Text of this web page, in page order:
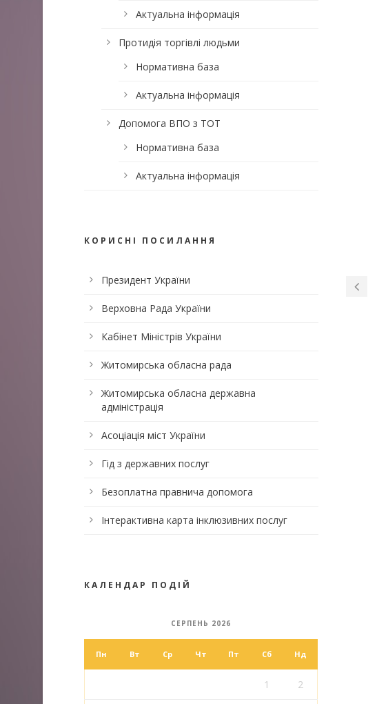
Актуальна інформація
Протидія торгівлі людьми
Нормативна база
Актуальна інформація
Допомога ВПО з ТОТ
Нормативна база
Актуальна інформація
КОРИСНІ ПОСИЛАННЯ
Президент України
Верховна Рада України
Кабінет Міністрів України
Житомирська обласна рада
Житомирська обласна державна
адміністрація
Асоціація міст України
Гід з державних послуг
Безоплатна правнича допомога
Інтерактивна карта інклюзивних послуг
КАЛЕНДАР ПОДІЙ
СЕРПЕНЬ 2026
Пн Вт Ср Чт Пт Сб Нд
1 2